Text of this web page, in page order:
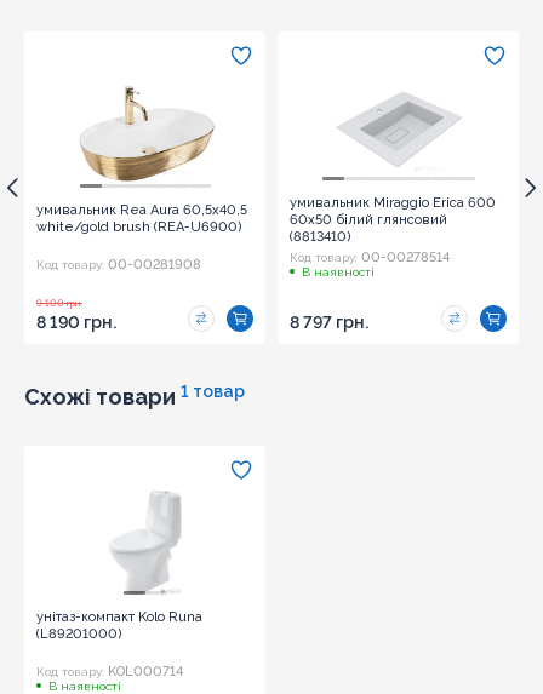
умивальник Rea Aura 60,5x40,5
white/gold brush (REA-U6900)
Код товару: 00-00281908
9 100 грн.
8 190 грн.
умивальник Miraggio Erica 600
60x50 білий глянсовий
(8813410)
Код товару: 00-00278514
В наявності
8 797 грн.
Схожі товари 1 товар
унітаз-компакт Kolo Runa
(L89201000)
Код товару: KOL000714
В наявності
Оновити капчу
Надіслати